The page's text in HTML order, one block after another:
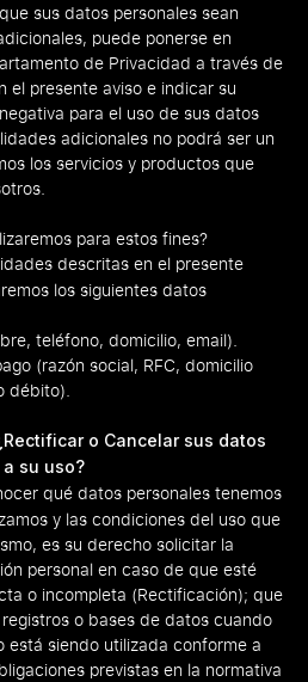
sus datos personales sean
puede ponerse en
de Privacidad a través de
el presente aviso e indicar su
para el uso de sus datos
adicionales no podrá ser un
los servicios y productos que
para estos fines?
descritas en el presente
los siguientes datos
teléfono, domicilio, email).
(razón social, RFC, domicilio
débito).
o Cancelar sus datos
su uso?
qué datos personales tenemos
y las condiciones del uso que
es su derecho solicitar la
personal en caso de que esté
o incompleta (Rectificación); que
o bases de datos cuando
está siendo utilizada conforme a
previstas en la normativa